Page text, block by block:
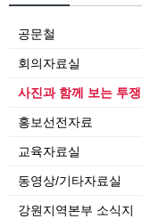
공문철
회의자료실
사진과 함께 보는 투쟁
홍보선전자료
교육자료실
동영상/기타자료실
강원지역본부 소식지